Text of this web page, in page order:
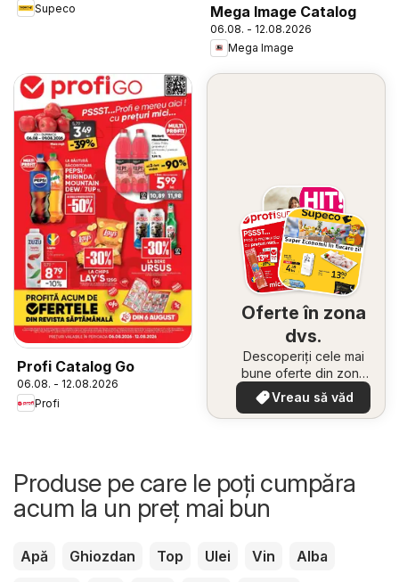
Supeco
Mega Image Catalog
06.08. - 12.08.2026
Mega Image
Profi Catalog Go
06.08. - 12.08.2026
Profi
Oferte în zona
dvs.
Descoperiți cele mai
bune oferte din zona
dumneavoastră
Vreau să văd
Produse pe care le poți cumpăra
acum la un preț mai bun
Apă Ghiozdan Top Ulei Vin
Alba